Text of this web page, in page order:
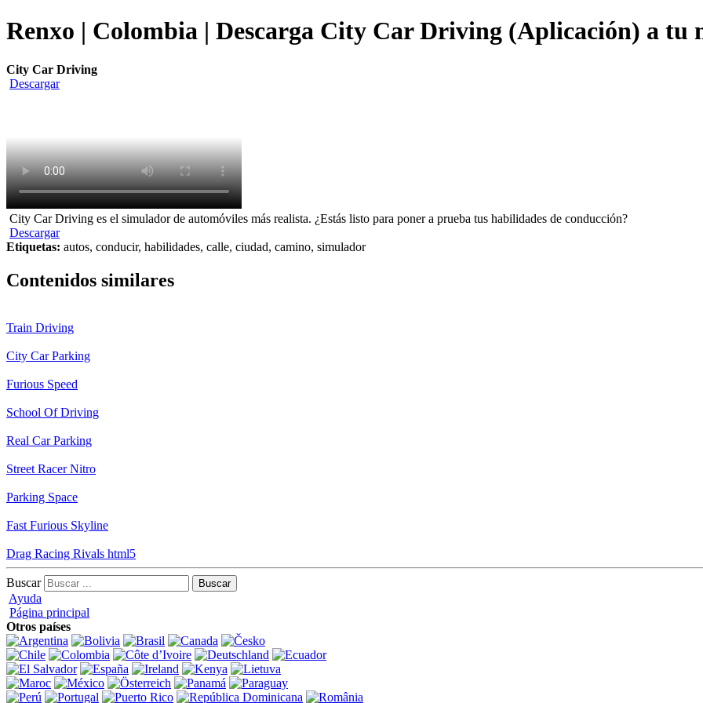
Renxo | Colombia | Descarga City Car Driving (Aplicación) a tu
City Car Driving
Descargar
City Car Driving es el simulador de automóviles más realista. ¿Estás listo para poner a prueba tus habilidades de conducción?
Descargar
Etiquetas: autos, conducir, habilidades, calle, ciudad, camino, simulador
Contenidos similares
Train Driving
City Car Parking
Furious Speed
School Of Driving
Real Car Parking
Street Racer Nitro
Parking Space
Fast Furious Skyline
Drag Racing Rivals html5
Buscar
Ayuda
Página principal
Otros países